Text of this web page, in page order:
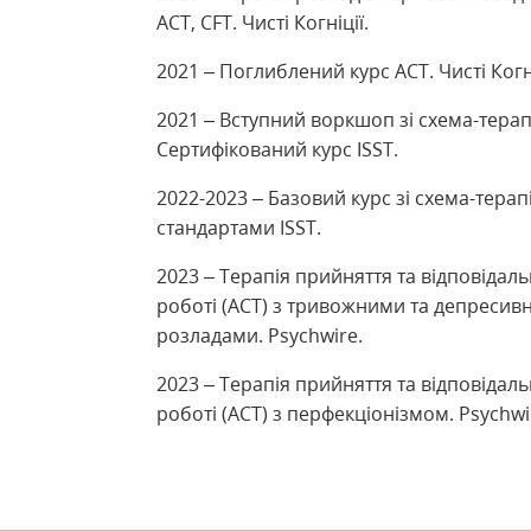
ACT, CFT. Чисті Когніції.
2021 – Поглиблений курс АСТ. Чисті
2021 – Вступний воркшоп зі схема-
Сертифікований курс ISST.
2022-2023 – Базовий курс зі схема-
стандартами ISST.
2023 – Терапія прийняття та
роботі (АСТ) з тривожними та
розладами. Psychwire.
2023 – Терапія прийняття та
роботі (АСТ) з перфекціонізмом.